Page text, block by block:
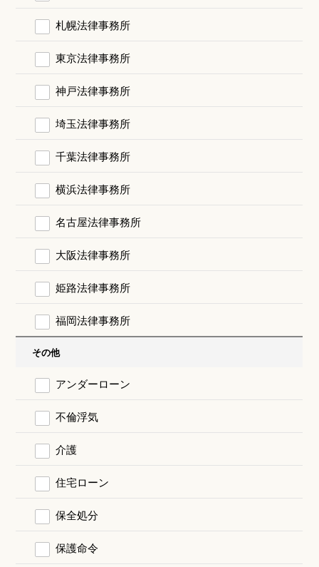
札幌法律事務所
東京法律事務所
神戸法律事務所
埼玉法律事務所
千葉法律事務所
横浜法律事務所
名古屋法律事務所
大阪法律事務所
姫路法律事務所
福岡法律事務所
その他
アンダーローン
不倫浮気
介護
住宅ローン
保全処分
保護命令